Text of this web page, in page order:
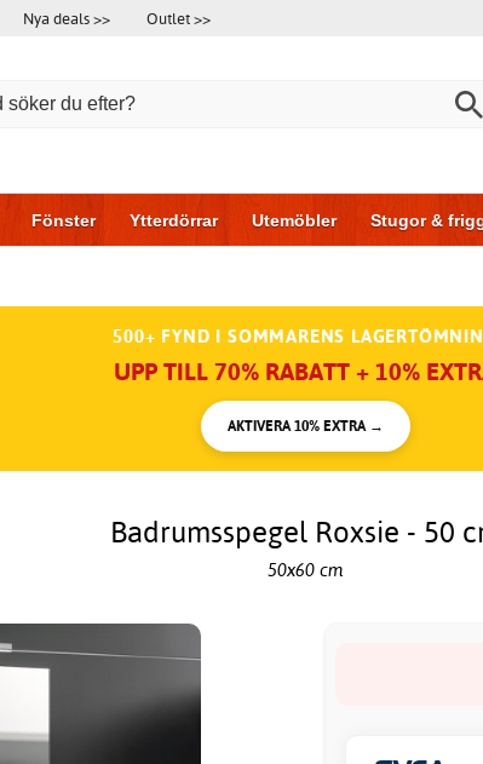
Nya deals >> Outlet >>
Fönster Ytterdörrar Utemöbler Stugor &
500+ FYND I SOMMARENS
UPP TILL 70% RABATT + 10%
AKTIVERA 10% EXTRA →
Badrumsspegel Roxsie - 50
50x60 cm